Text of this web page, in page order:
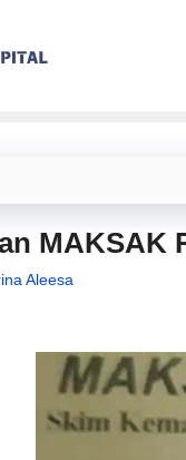
MAKSAK
Aleesa